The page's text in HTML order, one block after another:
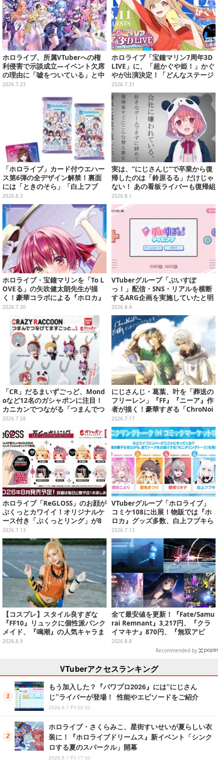
ホロライブ、所属VTuberへの権
利侵害で示談成立―イベント欠席
の理由に「嘘をついている」と中
傷、異性関係にも卑猥な憶測を交
2026.7.23
ホロライブ「宝鐘マリン7周年3D
LIVE」に、「超かぐや姫！」かぐ
やが出演決定！「どんなステージ
になるか是非見に来てくださ
い！」
2026.7.31
「ホロライブ」カード付ウエハー
ス第6弾の全デザイン解禁！裏面
には「ときのそら」「白上フブ
キ」ら30名の手書きメッセージ入
り
2026.8.3
実は、“にじさんじ”で卒業から復
帰したのは「鈴原るる」だけじゃ
ない！ あの看板ライバーも復帰組
って知ってた？【特集】
2026.8.1
ホロライブ・宝鐘マリンを「To L
OVEる」の矢吹健太朗先生が描
く！豪華コラボによる『ホロカ』
限定カードがお披露目
2026.7.30
VTuberグループ「ぶいすぽ
っ！」配信・SNS・リアルを横断
するARG企画を実施していたと明
らかに―ファンメイドらしきタイ
ピングゲームが実は…
2026.8.4
「CR」だるまいずごっど、Mond
oなど12名のガシャポンに注目！
カニカンでつながる「つまんでつ
なげてますこっと」が8月第5週よ
2026.7.28
にじさんじ・葛葉、叶を「葬送の
フリーレン」『FF』『ニーア』作
者が描く！豪華すぎる「ChroNoi
R」8周年イラストが公開
2026.7.17
ホロライブ「ReGLOSS」のお顔が
ぷくっとカワイイ！オリジナルケ
ース付き「ぷくっとリング」が8
月発売決定
2026.7.13
VTuberグループ「ホロライブ」
コミケ108に出展！物販では『ホ
ロカ』グッズ多数、白上フブキら
4人のモニタリングトークもお届
け
2026.7.13
【コスプレ】スタイル良すぎな
『FF10』リュックに個性派パンク
メイド、『鳴潮』の人気キャラま
で「ワンフェス」美女レイヤー6
2026.8.9
全て最安値を更新！『Fate/Samu
rai Remnant』3,217円、『クラ
イマキナ』870円、『無双アビ
ス』1,188円、『星空鉄道とシロ
の旅』3,190円【eショップ・PS S
2026.8.8
Recommended by
VTuberアクセスランキング
もう加入した？『パワプロ2026』には“にじさん
じ”ライバーが登場！ 性能やエピソードをご紹介
2026.8.7 Fri 20:30
ホロライブ・さくらみこ、星街すいせいが夏らしい衣
装に！『ホロライブドリームス』新イベント「シンク
ロする夏のスパークル」開幕
2026.8.7 Fri 17:30